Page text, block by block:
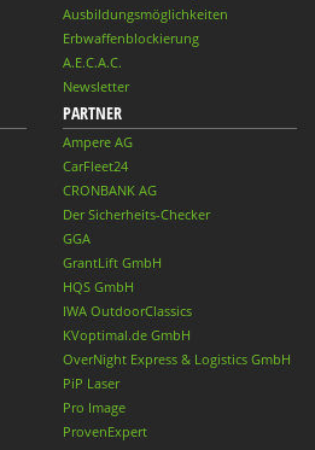
Ausbildungsmöglichkeiten
Erbwaffenblockierung
A.E.C.A.C.
Newsletter
PARTNER
Ampere AG
CarFleet24
CRONBANK AG
Der Sicherheits-Checker
GGA
GrantLift GmbH
HQS GmbH
IWA OutdoorClassics
KVoptimal.de GmbH
OverNight Express & Logistics GmbH
PiP Laser
Pro Image
ProvenExpert